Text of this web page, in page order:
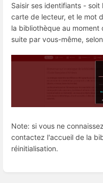
Saisir ses identifiants -
carte de lecteur, et le mot
la bibliothèque au
suite par vous-même,
Note: si vous ne
contactez l'accueil de la
réinitialisation.